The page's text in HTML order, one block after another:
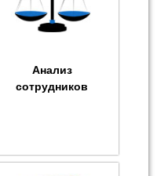
Анализ
сотрудников